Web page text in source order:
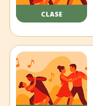
CLASE